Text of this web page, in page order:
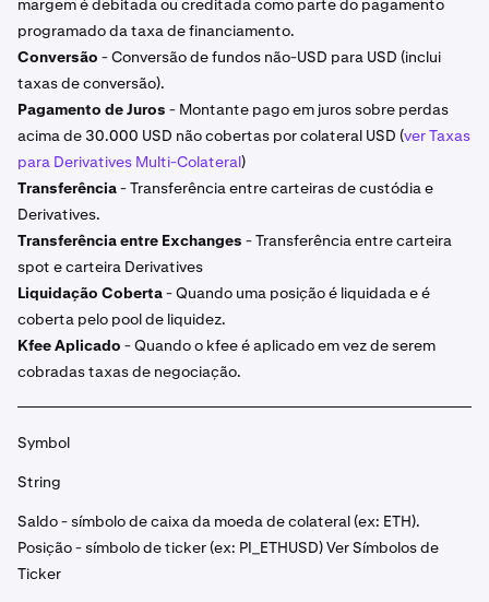
margem é debitada ou creditada como parte do pagamento
programado da taxa de financiamento.
Conversão - Conversão de fundos não-USD para USD (inclui
taxas de conversão).
Pagamento de Juros - Montante pago em juros sobre perdas
acima de 30.000 USD não cobertas por colateral USD (ver Taxas
para Derivatives Multi-Colateral)
Transferência- Transferência entre carteiras de custódia e
Derivatives.
Transferência entre Exchanges - Transferência entre carteira
spot e carteira Derivatives
Liquidação Coberta- Quando uma posição é liquidada e é
coberta pelo pool de liquidez.
Kfee Aplicado - Quando o kfee é aplicado em vez de serem
cobradas taxas de negociação.
Symbol
String
Saldo - símbolo de caixa da moeda de colateral (ex: ETH).
Posição - símbolo de ticker (ex: PI_ETHUSD) Ver Símbolos de
Ticker